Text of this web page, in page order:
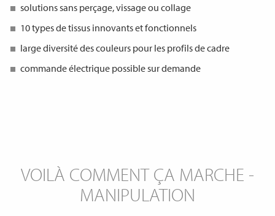
solutions sans perçage, vissage ou collage
10 types de tissus innovants et fonctionnels
large diversité des couleurs pour les profils de cadre
commande électrique possible sur demande
VOILÀ COMMENT ÇA MARCHE -
MANIPULATION